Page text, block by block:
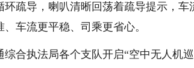
环疏导，喇叭清晰回荡着疏导提示，
车流更平稳、司乘更省心。
合执法局各个支队开启“空中无人机